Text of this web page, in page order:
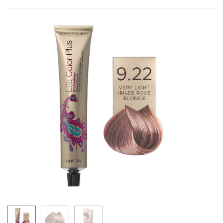
LIFE COLOR - BAKARNE NIJANSE
5.4 6.4 7.4
7.43 7.44 6.45 7.45
LIFE COLOR - CRVENE NIJANSE
5.62